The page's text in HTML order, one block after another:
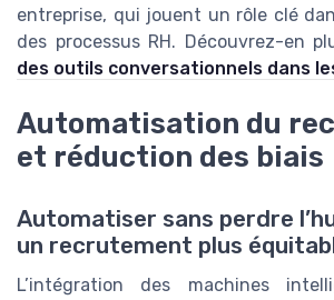
entreprise, qui jouent un rôle clé
des processus RH. Découvrez-en
des outils conversationnels dans
Automatisation du
et réduction des biais
Automatiser sans perdre
un recrutement plus
L’intégration des machines